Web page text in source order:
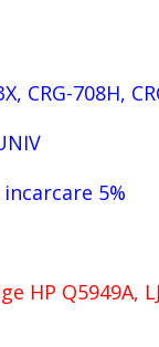
CRG-708H,
5%
HP Q5949A,